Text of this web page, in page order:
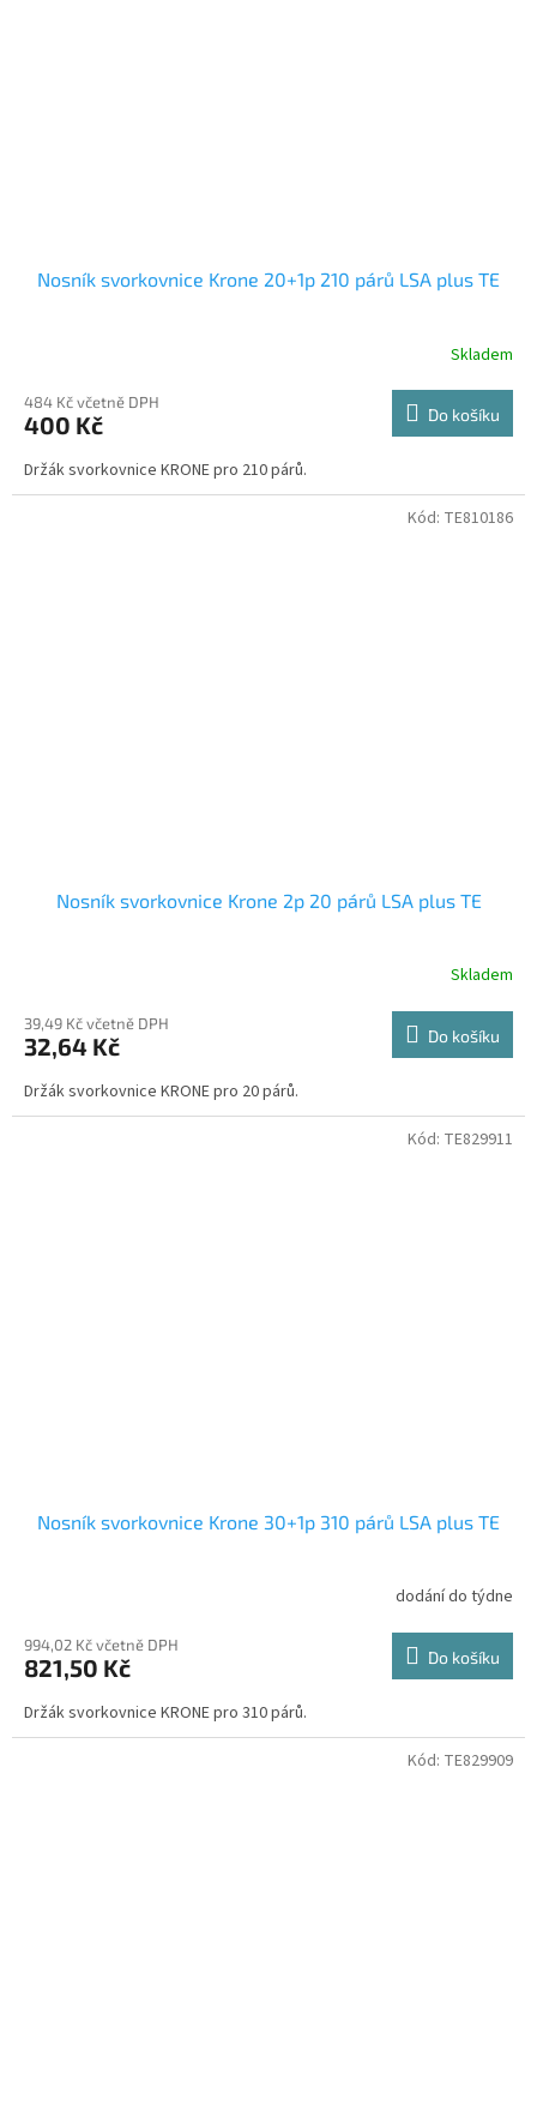
Nosník svorkovnice Krone 20+1p 210 párů LSA plus TE
Skladem
484 Kč včetně DPH
400 Kč Do košíku
Držák svorkovnice KRONE pro 210 párů.
Nosník svorkovnice Krone 2p 20 párů LSA plus TE
Skladem
39,49 Kč včetně DPH
32,64 Kč Do košíku
Držák svorkovnice KRONE pro 20 párů.
Kód: TE810186
Nosník svorkovnice Krone 30+1p 310 párů LSA plus TE
dodání do týdne
994,02 Kč včetně DPH
821,50 Kč Do košíku
Držák svorkovnice KRONE pro 310 párů.
Kód: TE829911
Kód: TE829909